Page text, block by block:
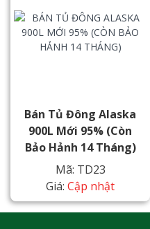
Bán Tủ Đông Alaska
900L Mới 95% (Còn
Bảo Hảnh 14 Tháng)
Mã: TD23
Giá: Cập nhật